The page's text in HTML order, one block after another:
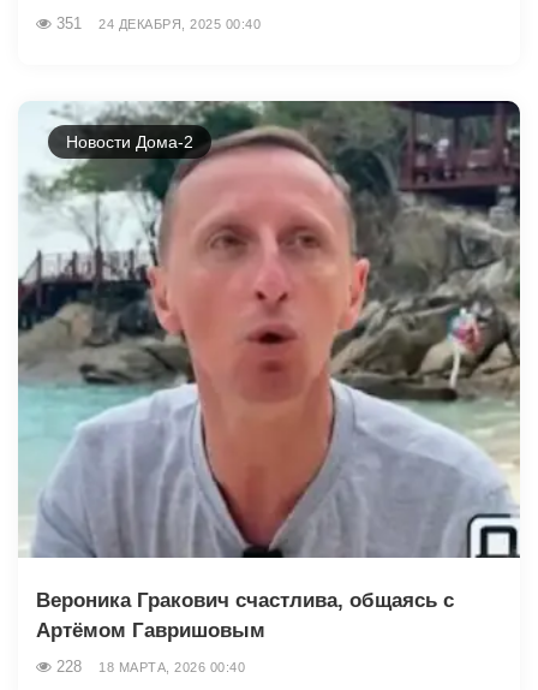
351 24 ДЕКАБРЯ, 2025 00:40
Новости Дома-2
Вероника Гракович счастлива, общаясь с
Артёмом Гавришовым
228 18 МАРТА, 2026 00:40